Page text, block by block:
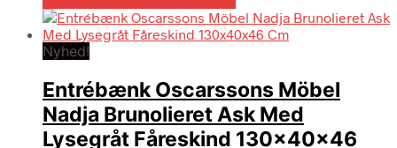
Nyhed!
Entrébænk Oscarssons Möbel
Nadja Brunolieret Ask Med
Lysegråt Fåreskind 130x40x46